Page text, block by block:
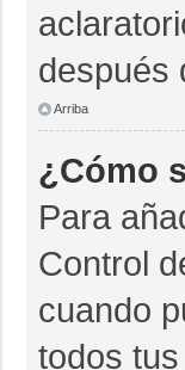
después
Arriba
¿Cómo
Para
Control
cuando
todos